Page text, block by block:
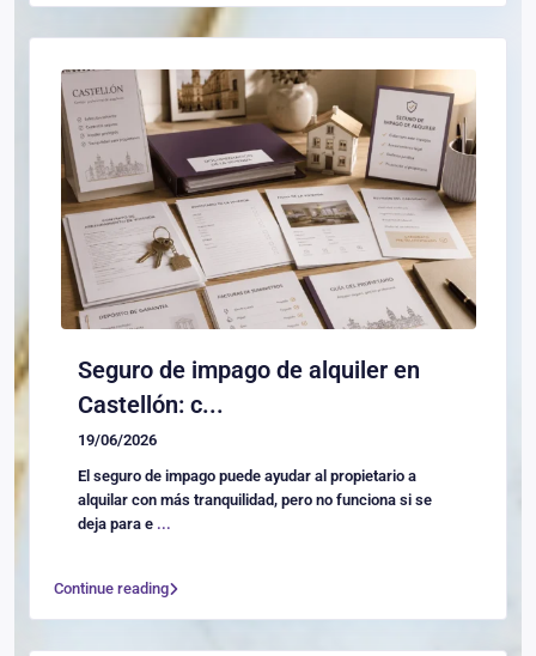
Seguro de impago de alquiler en
Castellón: c...
19/06/2026
El seguro de impago puede ayudar al propietario a
alquilar con más tranquilidad, pero no funciona si se
deja para e ...
Continue reading